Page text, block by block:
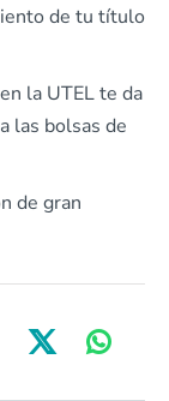
de tu título
la UTEL te da
las bolsas de
de gran